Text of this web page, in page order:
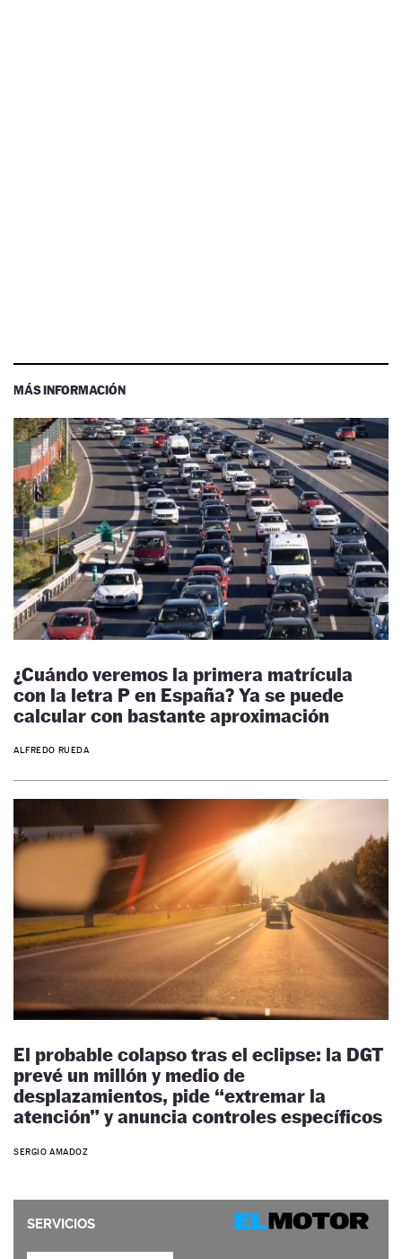
MÁS INFORMACIÓN
¿Cuándo veremos la primera matrícula
con la letra P en España? Ya se puede
calcular con bastante aproximación
ALFREDO RUEDA
El probable colapso tras el eclipse: la DGT
prevé un millón y medio de
desplazamientos, pide “extremar la
atención” y anuncia controles específicos
SERGIO AMADOZ